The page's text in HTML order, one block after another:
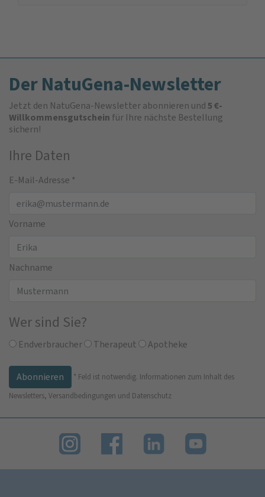
Der NatuGena-Newsletter
Jetzt den NatuGena-Newsletter abonnieren und5 €-
Willkommensgutschein für Ihre nächste Bestellung
sichern!
Ihre Daten
E-Mail-Adresse *
Vorname
Nachname
Wer sind Sie?
Endverbraucher Therapeut Apotheke
* Feld ist notwendig. Informationen zum Inhalt des
Newsletters, Versandbedingungen und Datenschutz